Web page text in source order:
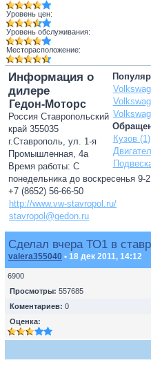
Уровень цен:
Уровень обслуживания:
Месторасположение:
Кузов (1)
Информация о
дилере
Гедон-Моторс
Россия Ставропольский
край 355035
г.Ставрополь, ул. 1-я
Промышленная, 4а
Время работы: С
понедельника до воскресенья 9-
+7 (8652) 56-66-50
http://www.vw-stavropol.ru/
stavropol@gedon.ru
Сделал вчера ТО1 в
valera355040 • 18 дек 2011, 14:12
6900
Просмотры: 557685
Коментариев: 0
Оценка: